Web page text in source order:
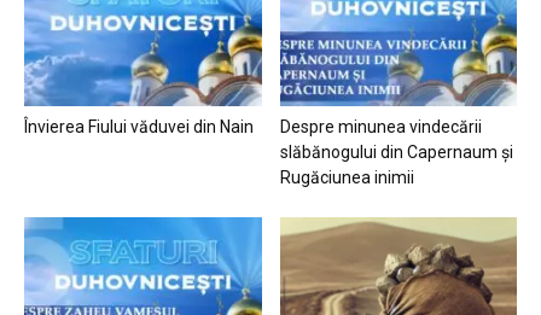
Învierea Fiului văduvei din Nain
Despre minunea vindecării
slăbănogului din Capernaum și
Rugăciunea inimii